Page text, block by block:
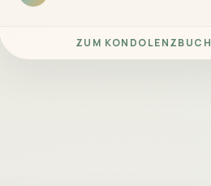
ZUM KONDOLENZBUCH